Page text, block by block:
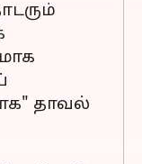
தாவல்